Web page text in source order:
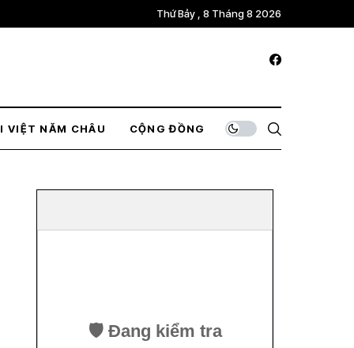
Thứ Bảy , 8 Tháng 8 2026
VIỆT NĂM CHÂU CỘNG ĐỒNG